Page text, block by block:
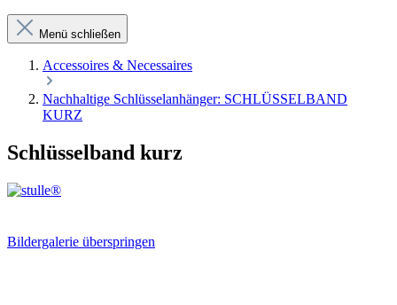
Menü schließen
Accessoires & Necessaires
Nachhaltige Schlüsselanhänger: SCHLÜSSELBAND
KURZ
Schlüsselband kurz
Bildergalerie überspringen